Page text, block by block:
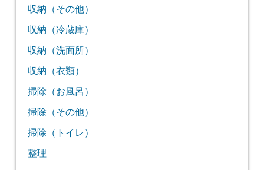
収納（その他）
収納（冷蔵庫）
収納（洗面所）
収納（衣類）
掃除（お風呂）
掃除（その他）
掃除（トイレ）
整理